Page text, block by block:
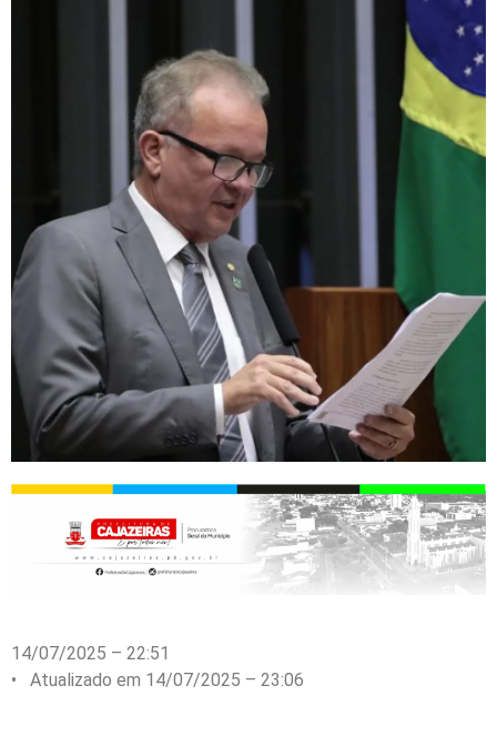
14/07/2025 – 22:51
• Atualizado em 14/07/2025 – 23:06